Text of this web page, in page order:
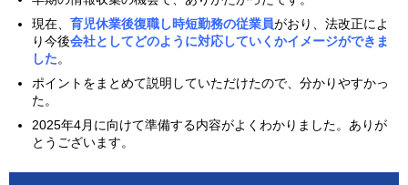
現在、育児休業後復職し時短勤務の従業員がおり、法改正によ
り今後会社としてどのように対応していくかイメージができま
した。
ポイントをまとめて説明していただけたので、分かりやすかっ
た。
2025年4月に向けて準備する内容がよくわかりました。ありが
とうございます。